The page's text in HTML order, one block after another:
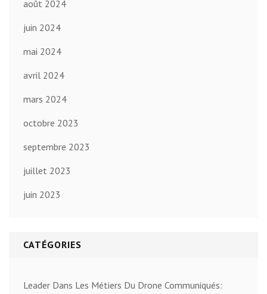
août 2024
juin 2024
mai 2024
avril 2024
mars 2024
octobre 2023
septembre 2023
juillet 2023
juin 2023
CATÉGORIES
Leader Dans Les Métiers Du Drone Communiqués: